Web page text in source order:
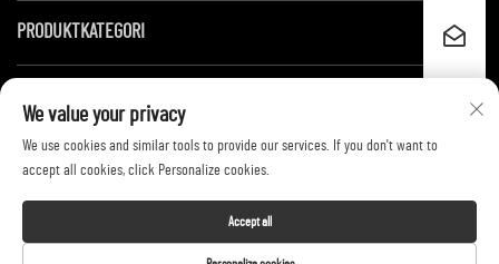
PRODUKTKATEGORI
Kontakta oss
Copyright © 2026 by Shandong Huayang Juneng Electric Power Technology
We value your privacy
We use cookies and similar tools to provide our services. If you don't want to
accept all cookies, click Personalize cookies.
Accept all